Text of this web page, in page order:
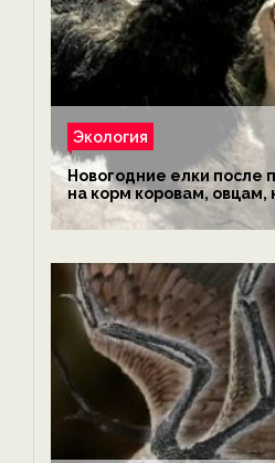
Экология
Новогодние елки после
на корм коровам, овцам,
обезьянам, львам и
экологии на ECOportal